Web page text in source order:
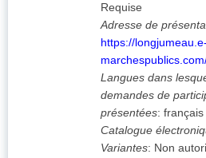
Requise
Adresse de
https://longjumeau.e-
Langues dans
demandes de
présentées: français
Catalogue
Variantes: Non